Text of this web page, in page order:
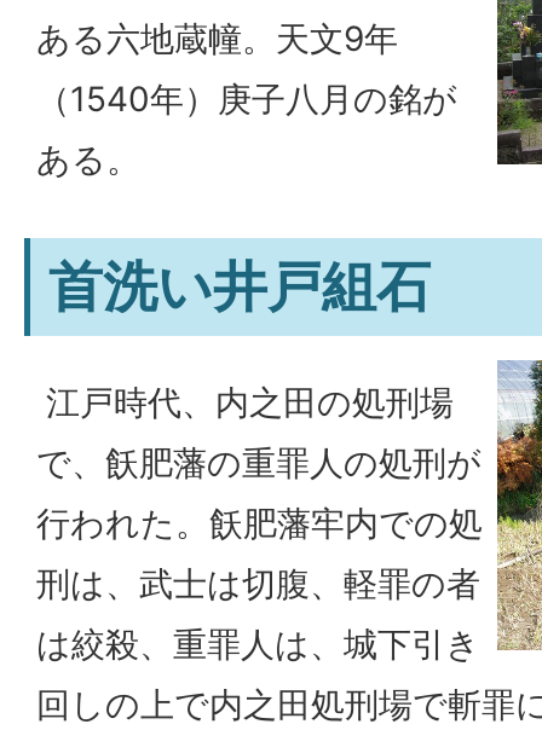
ある六地蔵幢。天文9年
（1540年）庚子八月の銘が
ある。
首洗い井戸組石
江戸時代、内之田の処刑場
で、飫肥藩の重罪人の処刑が
行われた。飫肥藩牢内での処
刑は、武士は切腹、軽罪の者
は絞殺、重罪人は、城下引き
回しの上で内之田処刑場で斬罪